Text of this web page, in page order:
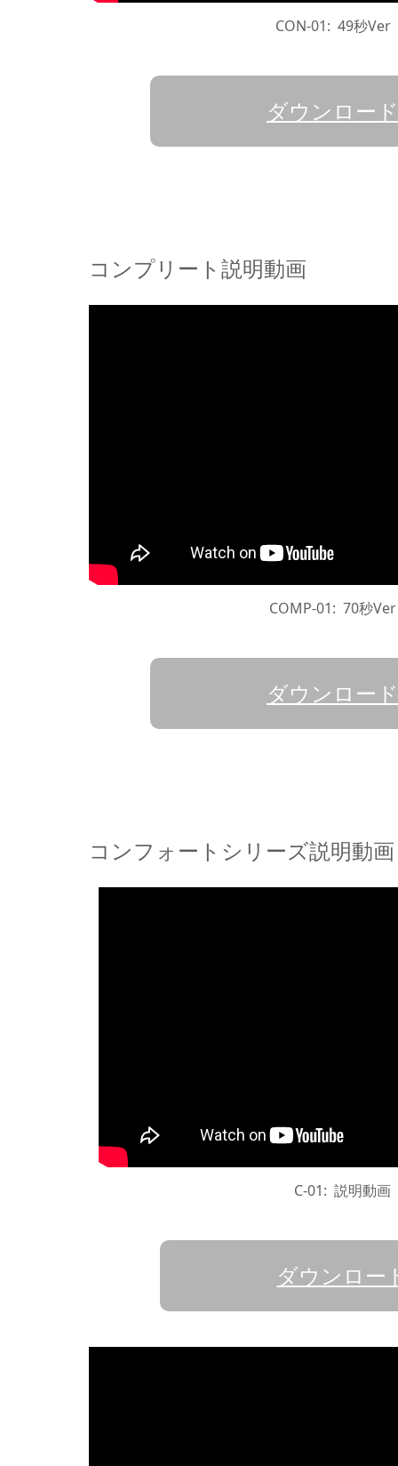
CON-01: 49秒Ver
ダウンロー
コンプリート説明動画
COMP-01: 70秒Ver
ダウンロー
コンフォートシリーズ説明動画
C-01: 説明動画
ダウンロー